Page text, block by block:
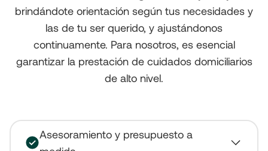
brindándote orientación según tus necesidades y
las de tu ser querido, y ajustándonos
continuamente. Para nosotros, es esencial
garantizar la prestación de cuidados domiciliarios
de alto nivel.
Asesoramiento y presupuesto a